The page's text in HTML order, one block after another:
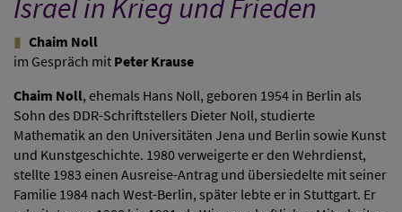
Israel in Krieg und Frieden
Chaim Noll
im Gespräch mit Peter Krause
Chaim Noll, ehemals Hans Noll, geboren 1954 in Berlin als
Sohn des DDR-Schriftstellers Dieter Noll, studierte
Mathematik an den Universitäten Jena und Berlin sowie Kunst
und Kunstgeschichte. 1980 verweigerte er den Wehrdienst,
stellte 1983 einen Ausreise-Antrag und übersiedelte mit seiner
Familie 1984 nach West-Berlin, später lebte er in Stuttgart. Er